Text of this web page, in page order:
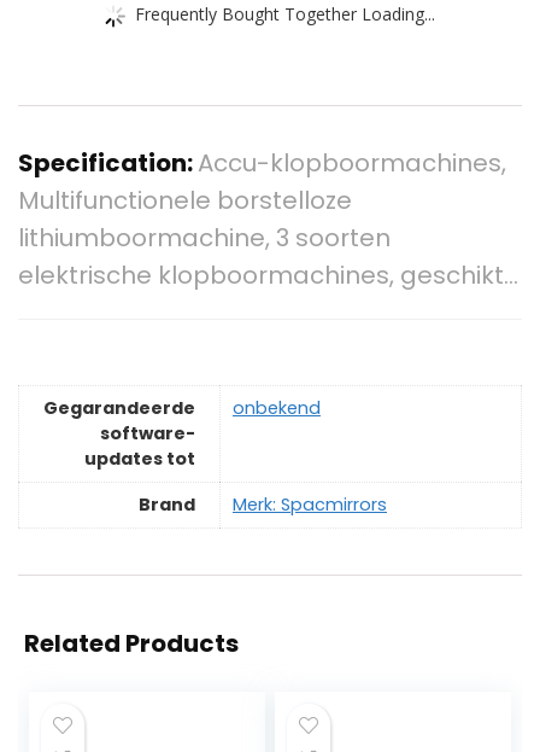
Frequently Bought Together Loading...
Specification:Accu-klopboormachines,
Multifunctionele borstelloze
lithiumboormachine, 3 soorten
elektrische klopboormachines, geschikt…
Gegarandeerde
software-
updates tot
‎onbekend
Brand Merk: Spacmirrors
Related Products